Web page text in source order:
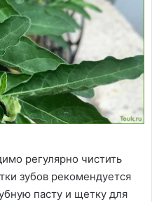
регулярно чистить
зубов рекомендуется
пасту и щетку для